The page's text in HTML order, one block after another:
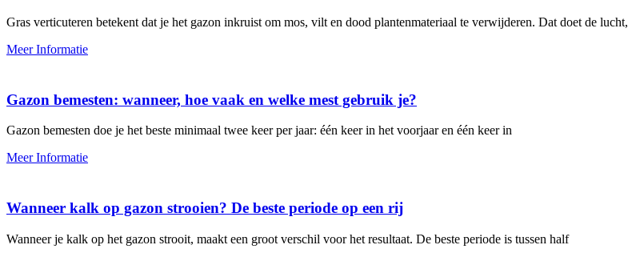
Gras verticuteren betekent dat je het gazon inkruist om mos, vilt en dood plantenmateriaal te verwijderen. Dat doet de lucht,
Meer Informatie
Gazon bemesten: wanneer, hoe vaak en welke mest gebruik je?
Gazon bemesten doe je het beste minimaal twee keer per jaar: één keer in het voorjaar en één keer in
Meer Informatie
Wanneer kalk op gazon strooien? De beste periode op een rij
Wanneer je kalk op het gazon strooit, maakt een groot verschil voor het resultaat. De beste periode is tussen half